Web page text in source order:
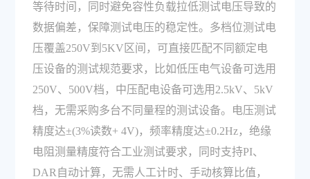
等待时间，同时避免容性负载拉低测试电压导致的
数据偏差，保障测试电压的稳定性。多档位测试电
压覆盖250V到5KV区间，可直接匹配不同额定电
压设备的测试规范要求，比如低压电气设备可选用
250V、500V档，中压配电设备可选用2.5kV、5kV
档，无需采购多台不同量程的测试设备。电压测试
精度达±(3%读数+ 4V)，频率精度达±0.2Hz，绝缘
电阻测量精度符合工业测试要求，同时支持PI、
DAR自动计算，无需人工计时、手动核算比值，